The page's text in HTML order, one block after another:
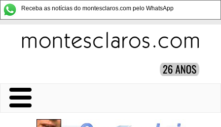
Receba as notícias do montesclaros.com pelo WhatsApp